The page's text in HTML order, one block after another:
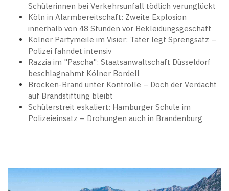
Schülerinnen bei Verkehrsunfall tödlich verunglückt
Köln in Alarmbereitschaft: Zweite Explosion
innerhalb von 48 Stunden vor Bekleidungsgeschäft
Kölner Partymeile im Visier: Täter legt Sprengsatz –
Polizei fahndet intensiv
Razzia im "Pascha": Staatsanwaltschaft Düsseldorf
beschlagnahmt Kölner Bordell
Brocken-Brand unter Kontrolle – Doch der Verdacht
auf Brandstiftung bleibt
Schülerstreit eskaliert: Hamburger Schule im
Polizeieinsatz – Drohungen auch in Brandenburg